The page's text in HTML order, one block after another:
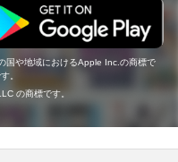
国や地域におけるApple Inc.の商標で
。
の商標です。